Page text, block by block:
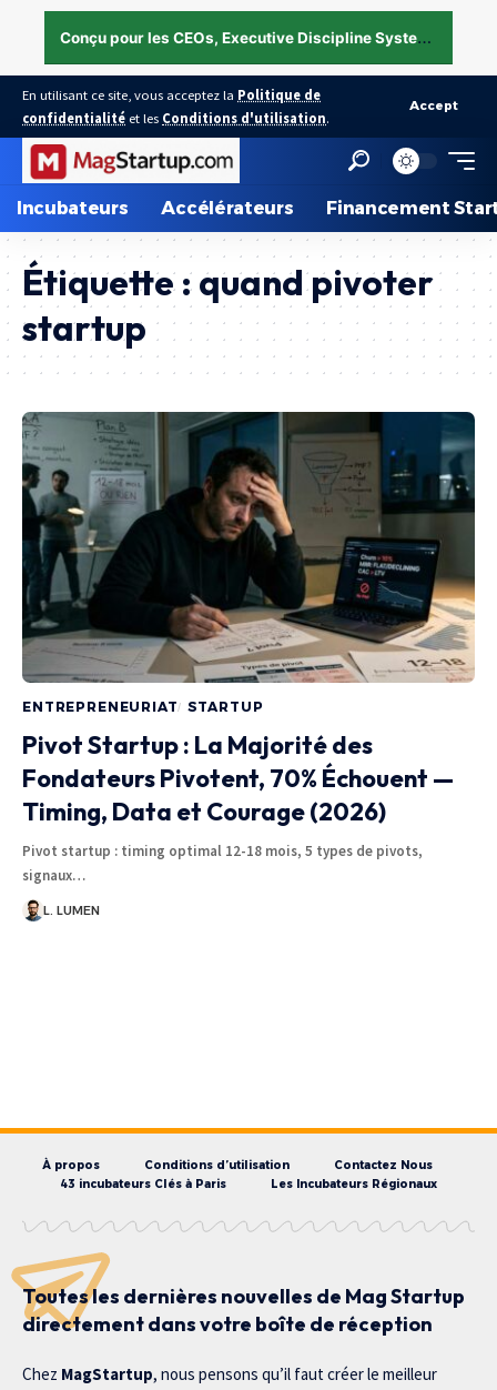
C
onçu pour les CEOs, Executive Discipline System — structurer l’exécution sous pression →
En utilisant ce site, vous acceptez la Politique de
confidentialité et les Conditions d'utilisation.
Accept
Incubateurs Accélérateurs Financement
Étiquette :quand pivoter
startup
ENTREPRENEURIAT STARTUP
Pivot Startup : La Majorité des
Fondateurs Pivotent, 70% Échouent —
Timing, Data et Courage (2026)
Pivot startup : timing optimal 12-18 mois, 5 types de pivots,
signaux…
L. LUMEN
À propos Conditions d’utilisation
Contactez Nous
43 incubateurs Clés à Paris
Les Incubateurs Régionaux
Toutes les dernières nouvelles de Mag Startup
directement dans votre boîte de réception
Chez MagStartup, nous pensons qu’il faut créer le meilleur